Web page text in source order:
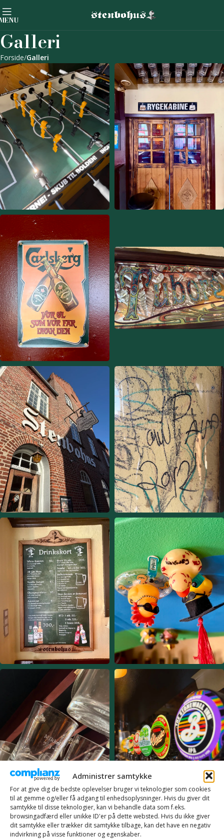
Administrer samtykke
For at give dig de bedste oplevelser bruger vi teknologier som cookies
til at gemme og/eller få adgang til enhedsoplysninger. Hvis du giver dit
samtykke til disse teknologier, kan vi behandle data som f.eks.
browsingadfærd eller unikke ID'er på dette websted. Hvis du ikke giver
dit samtykke eller trækker dit samtykke tilbage, kan det have en negativ
indvirkning på visse funktioner og egenskaber.
Galleri
Forside Galleri